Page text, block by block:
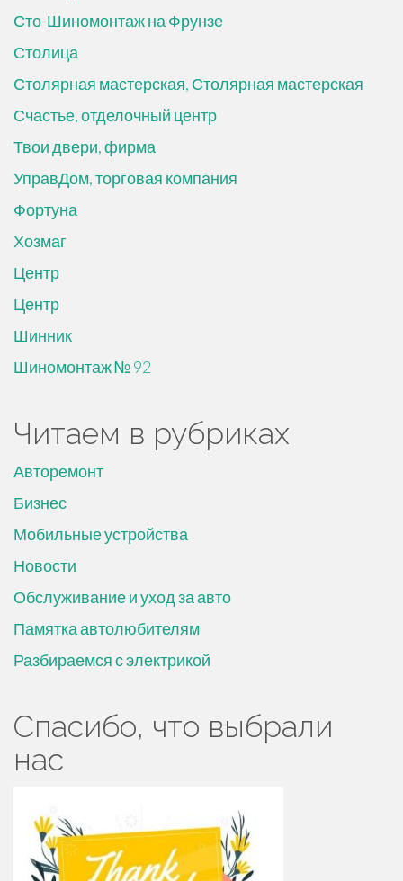
Сто-Шиномонтаж на Фрунзе
Столица
Столярная мастерская, Столярная мастерская
Счастье, отделочный центр
Твои двери, фирма
УправДом, торговая компания
Фортуна
Хозмаг
Центр
Центр
Шинник
Шиномонтаж № 92
Читаем в рубриках
Авторемонт
Бизнес
Мобильные устройства
Новости
Обслуживание и уход за авто
Памятка автолюбителям
Разбираемся с электрикой
Спасибо, что выбрали
нас